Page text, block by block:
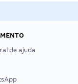
de ajuda